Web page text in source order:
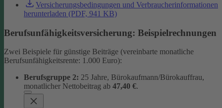
Versicherungsbedingungen und Verbraucherinformationen
herunterladen (PDF, 941 KB)
Berufsunfähigkeitsversicherung: Beispielrechnung en
Zwei Beispiele für günstige Beiträge (vereinbarte monatliche
Berufsunfähigkeitsrente: 1.000 Euro):
Berufsgruppe 2: 25 Jahre, Bürokaufmann/Bürokauffrau,
monatlicher Nettobeitrag ab 47,40 €.